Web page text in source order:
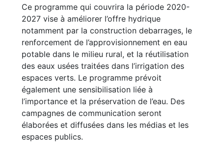
Ce programme qui couvrira la période 2020-
2027 vise à améliorer l’offre hydrique
notamment par la construction debarrages, le
renforcement de l’approvisionnement en eau
potable dans le milieu rural, et la réutilisation
des eaux usées traitées dans l’irrigation des
espaces verts. Le programme prévoit
également une sensibilisation liée à
l’importance et la préservation de l’eau. Des
campagnes de communication seront
élaborées et diffusées dans les médias et les
espaces publics.